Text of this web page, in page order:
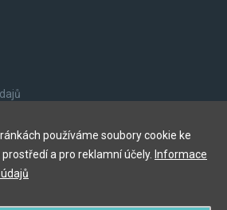
používáme soubory cookie ke
a pro reklamní účely. Informace